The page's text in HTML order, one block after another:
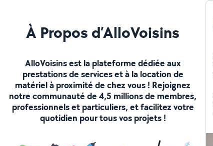
À Propos d’AlloVoisins
AlloVoisins est la plateforme dédiée aux
prestations de services et à la location de
matériel à proximité de chez vous ! Rejoignez
notre communauté de 4,5 millions de membres,
professionnels et particuliers, et facilitez votre
quotidien pour tous vos projets !